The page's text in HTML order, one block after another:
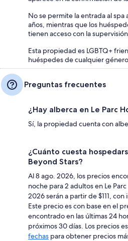
No se permite la entrada al spa
años, mientras que los
tienen acceso con la
Esta propiedad es LGBTQ+
huéspedes de cualquier
Preguntas frecuentes
¿Hay alberca en Le Parc
Sí, la propiedad cuenta con
¿Cuánto cuesta
Beyond Stars?
Al 8 ago. 2026, los precios
noche para 2 adultos en Le
2026 serán a partir de $111,
Este precio es con base en el
encontrado en las últimas 24
próximos 30 días. Los precios
fechas para obtener precios